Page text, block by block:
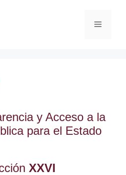
y Acceso a la
para el Estado
XXVI